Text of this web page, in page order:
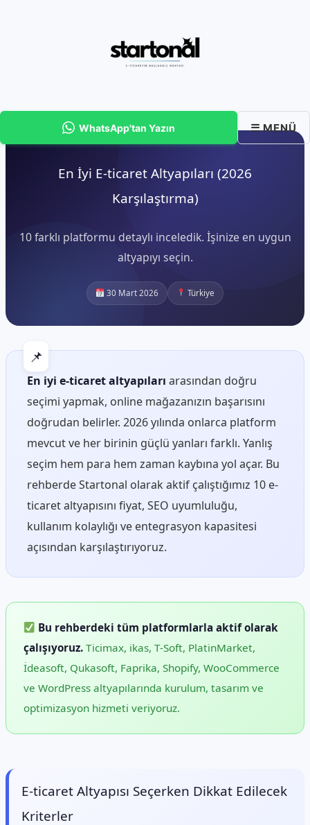
WhatsApp'tan Yazın ☰ MENÜ
En İyi E-ticaret Altyapıları (2026
Karşılaştırma)
10 farklı platformu detaylı inceledik. İşinize en uygun
altyapıyı seçin.
30 Mart 2026 Türkiye
En iyi e-ticaret altyapıları arasından doğru
seçimi yapmak, online mağazanızın başarısını
doğrudan belirler. 2026 yılında onlarca platform
mevcut ve her birinin güçlü yanları farklı. Yanlış
seçim hem para hem zaman kaybına yol açar. Bu
rehberde Startonal olarak aktif çalıştığımız 10 e-
ticaret altyapısını fiyat, SEO uyumluluğu,
kullanım kolaylığı ve entegrasyon kapasitesi
açısından karşılaştırıyoruz.
Bu rehberdeki tüm platformlarla aktif olarak
çalışıyoruz.Ticimax, ikas, T-Soft, PlatinMarket,
İdeasoft, Qukasoft, Faprika, Shopify, WooCommerce
ve WordPress altyapılarında kurulum, tasarım ve
optimizasyon hizmeti veriyoruz.
E-ticaret Altyapısı Seçerken Dikkat Edilecek
Kriterler